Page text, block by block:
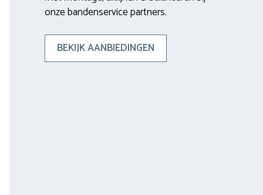
onze bandenservice partners.
BEKIJK AANBIEDINGEN